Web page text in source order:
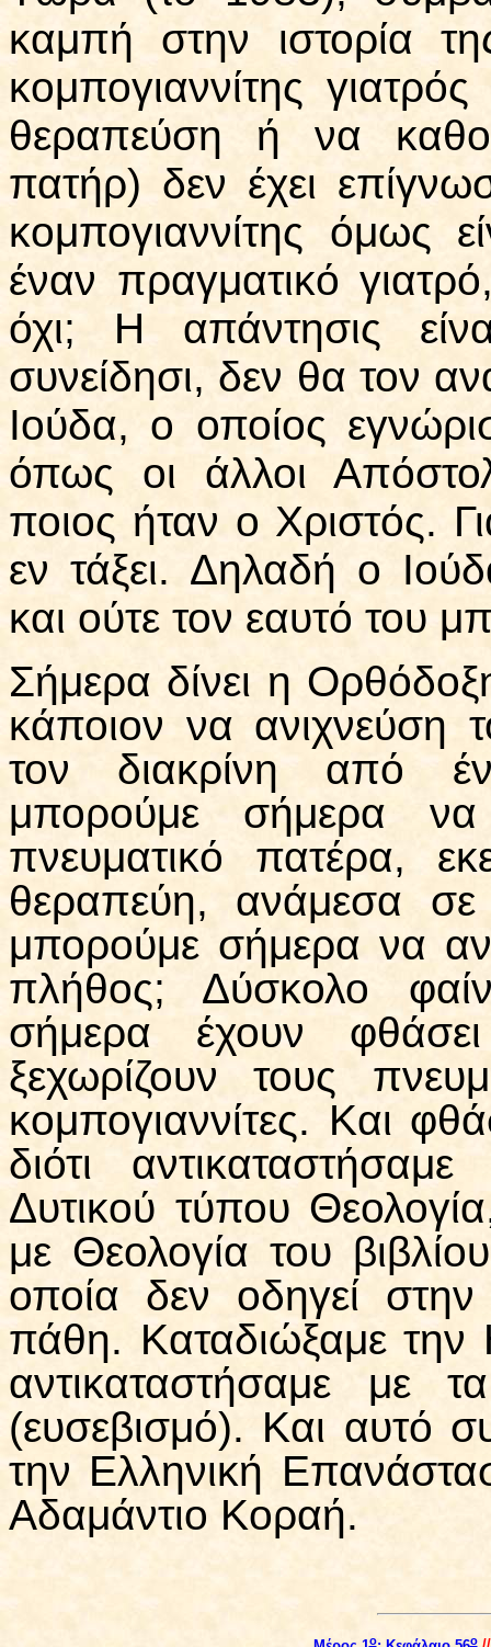
καμπή στην ιστορία
κομπογιαννίτης
θεραπεύση ή να
πατήρ) δεν έχει
κομπογιαννίτης όμως
έναν πραγματικό
όχι; Η απάντησις
συνείδησι, δεν θα τον
Ιούδα, ο οποίος
όπως οι άλλοι
ποιος ήταν ο Χριστός.
εν τάξει. Δηλαδή ο
και ούτε τον εαυτό του
Σήμερα δίνει η
κάποιον να ανιχνεύση
τον διακρίνη από
μπορούμε σήμερα να
πνευματικό πατέρα,
θεραπεύη, ανάμεσα
μπορούμε σήμερα να
πλήθος; Δύσκολο
σήμερα έχουν
ξεχωρίζουν τους
κομπογιαννίτες. Και
διότι
Δυτικού τύπου
με Θεολογία του
οποία δεν οδηγεί
πάθη. Καταδιώξαμε την
αντικαταστήσαμε με
(ευσεβισμό). Και αυτό
την Ελληνική
Αδαμάντιο Κοραή.
ο ο